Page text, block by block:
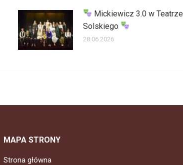
Mickiewicz 3.0 w Teatrze
Solskiego
28.06.2026
MAPA STRONY
Strona główna